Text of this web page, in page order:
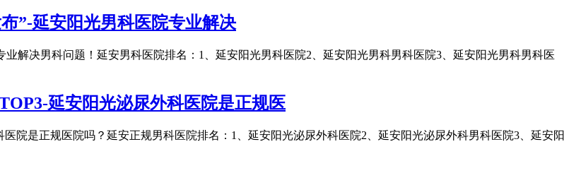
”-延安阳光男科医院专业解决
解决男科问题！延安男科医院排名：1、延安阳光男科医院2、延安阳光男科男科医院3、延安阳光男科男科医
延安阳光泌尿外科医院是正规医
院是正规医院吗？延安正规男科医院排名：1、延安阳光泌尿外科医院2、延安阳光泌尿外科男科医院3、延安阳